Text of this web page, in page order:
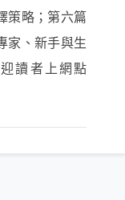
策略；第六篇
家、新手與生
讀者上網點